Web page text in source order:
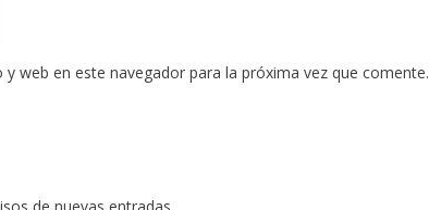
web en este navegador para la próxima vez que comente.